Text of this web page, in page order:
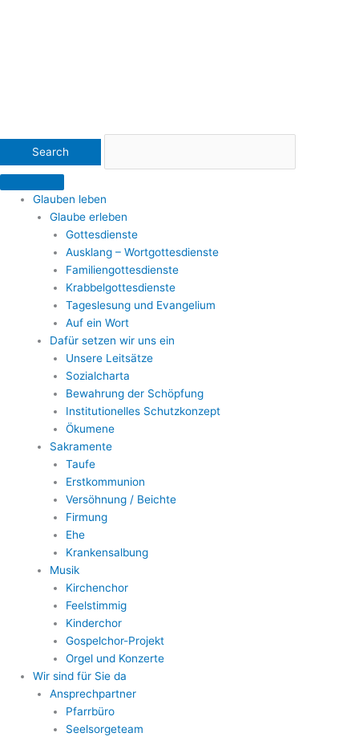
Glauben leben
Glaube erleben
Gottesdienste
Ausklang – Wortgottesdienste
Familiengottesdienste
Krabbelgottesdienste
Tageslesung und Evangelium
Auf ein Wort
Dafür setzen wir uns ein
Unsere Leitsätze
Sozialcharta
Bewahrung der Schöpfung
Institutionelles Schutzkonzept
Ökumene
Sakramente
Taufe
Erstkommunion
Versöhnung / Beichte
Firmung
Ehe
Krankensalbung
Musik
Kirchenchor
Feelstimmig
Kinderchor
Gospelchor-Projekt
Orgel und Konzerte
Wir sind für Sie da
Ansprechpartner
Pfarrbüro
Seelsorgeteam